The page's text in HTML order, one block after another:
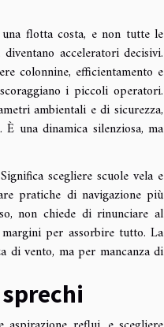
flotta costa, e non tutte le
acceleratori decisivi.
colonnine, efficientamento e
i piccoli operatori.
ambientali e di sicurezza,
una dinamica silenziosa, ma
scegliere scuole vela e
pratiche di navigazione più
non chiede di rinunciare al
per assorbire tutto. La
di vento, ma per mancanza di